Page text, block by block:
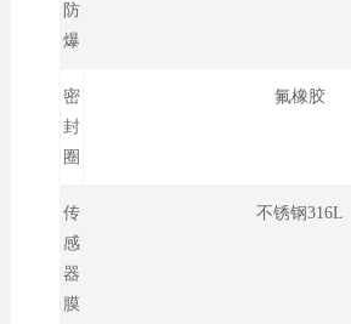
防
爆
密
封
圈
氟橡胶
传
感
器
膜
不锈钢316L